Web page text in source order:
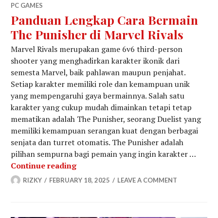
PC GAMES
Panduan Lengkap Cara Bermain
The Punisher di Marvel Rivals
Marvel Rivals merupakan game 6v6 third-person
shooter yang menghadirkan karakter ikonik dari
semesta Marvel, baik pahlawan maupun penjahat.
Setiap karakter memiliki role dan kemampuan unik
yang mempengaruhi gaya bermainnya. Salah satu
karakter yang cukup mudah dimainkan tetapi tetap
mematikan adalah The Punisher, seorang Duelist yang
memiliki kemampuan serangan kuat dengan berbagai
senjata dan turret otomatis. The Punisher adalah
pilihan sempurna bagi pemain yang ingin karakter …
Continue readingPanduan Lengkap Cara Bermain
RIZKY FEBRUARY 18, 2025 LEAVE A COMMENT